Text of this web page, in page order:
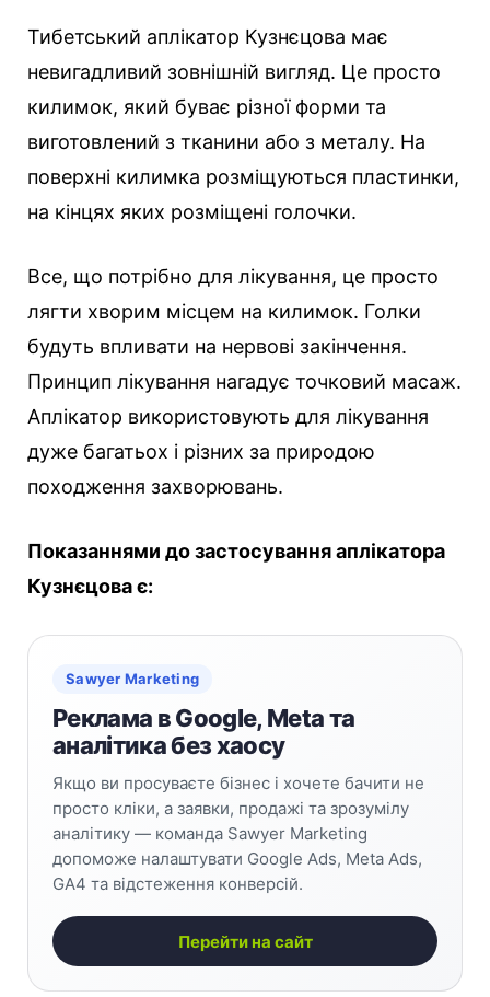
Тибетський аплікатор Кузнєцова має
невигадливий зовнішній вигляд. Це просто
килимок, який буває різної форми та
виготовлений з тканини або з металу. На
поверхні килимка розміщуються пластинки,
на кінцях яких розміщені голочки.
Все, що потрібно для лікування, це просто
лягти хворим місцем на килимок. Голки
будуть впливати на нервові закінчення.
Принцип лікування нагадує точковий масаж.
Аплікатор використовують для лікування
дуже багатьох і різних за природою
походження захворювань.
Показаннями до застосування аплікатора
Кузнєцова є:
Sawyer Marketing
Реклама в Google, Meta та
аналітика без хаосу
Якщо ви просуваєте бізнес і хочете бачити не
просто кліки, а заявки, продажі та зрозумілу
аналітику — команда Sawyer Marketing
допоможе налаштувати Google Ads, Meta Ads,
GA4 та відстеження конверсій.
Перейти на сайт